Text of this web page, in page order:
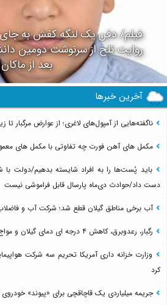
روایت تلخ از سرنوشت دومین
بعد از ماکان
آخرین خبرها
ناگفته‌هایی از آمپول‌های لاغری؛ از عوارض مرگبار تا
مکمل های آهن فورت چه تفاوتی با مکمل های
باید پُست‌ها را به افراد شایسته بدهیم/دولت با
دست داد/حوادث دی‌ماه پارسال قابل فراموشی نیست
آب برخی مناطق گیلان قطع شد؛ شرکت آب و فاضلاب
رگبار، رعدوبرق، کاهش ۴ درجه ای دمای گیلان و مواج شدن دریای کاسپین از پنجشنبه
وزارت خزانه داری آمریکا تحریم سه شرکت
کرد
جریمه میلیاردی یک قاچاقچی برای «پیوند»